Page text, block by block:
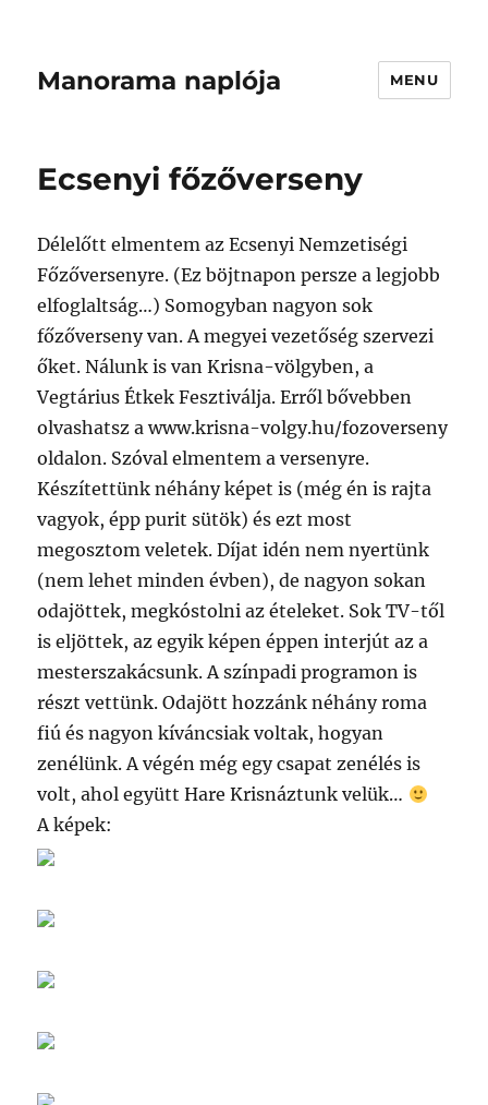
Manorama naplója MENU
Ecsenyi főzőverseny
Délelőtt elmentem az Ecsenyi Nemzetiségi
Főzőversenyre. (Ez böjtnapon persze a legjobb
elfoglaltság…) Somogyban nagyon sok
főzőverseny van. A megyei vezetőség szervezi
őket. Nálunk is van Krisna-völgyben, a
Vegtárius Étkek Fesztiválja. Erről bővebben
olvashatsz a www.krisna-volgy.hu/fozoverseny
oldalon. Szóval elmentem a versenyre.
Készítettünk néhány képet is (még én is rajta
vagyok, épp purit sütök) és ezt most
megosztom veletek. Díjat idén nem nyertünk
(nem lehet minden évben), de nagyon sokan
odajöttek, megkóstolni az ételeket. Sok TV-től
is eljöttek, az egyik képen éppen interjút az a
mesterszakácsunk. A színpadi programon is
részt vettünk. Odajött hozzánk néhány roma
fiú és nagyon kíváncsiak voltak, hogyan
zenélünk. A végén még egy csapat zenélés is
volt, ahol együtt Hare Krisnáztunk velük…
A képek: